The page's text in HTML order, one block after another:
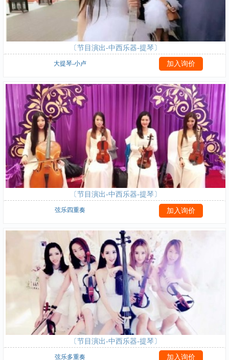
〔节目演出-中西乐器-提琴〕
大提琴-小卢
〔节目演出-中西乐器-提琴〕
弦乐四重奏
〔节目演出-中西乐器-提琴〕
弦乐多重奏